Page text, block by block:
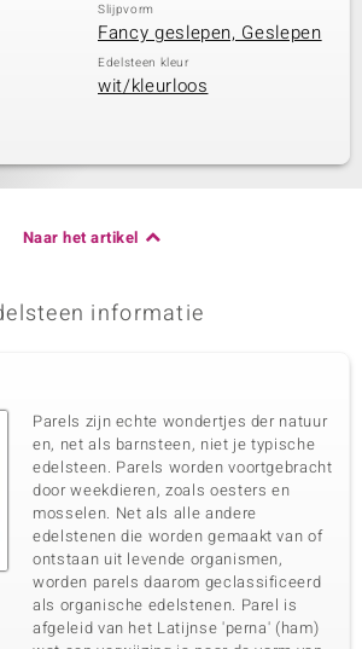
Slijpvorm
Fancy geslepen, Geslepen
Edelsteen kleur
wit/kleurloos
Naar het artikel
informatie
Parels zijn echte wondertjes der natuur
en, net als barnsteen, niet je typische
edelsteen. Parels worden voortgebracht
door weekdieren, zoals oesters en
mosselen. Net als alle andere
edelstenen die worden gemaakt van of
ontstaan uit levende organismen,
worden parels daarom geclassificeerd
als organische edelstenen. Parel is
afgeleid van het Latijnse 'perna' (ham)